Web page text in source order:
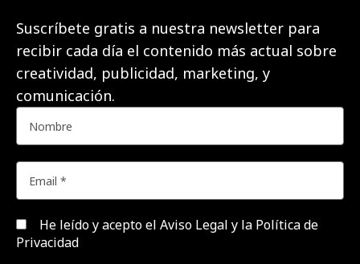
Suscríbete gratis a nuestra newsletter para
recibir cada día el contenido más actual sobre
creatividad, publicidad, marketing, y
comunicación.
He leído y acepto el Aviso Legal y la Política de
Privacidad